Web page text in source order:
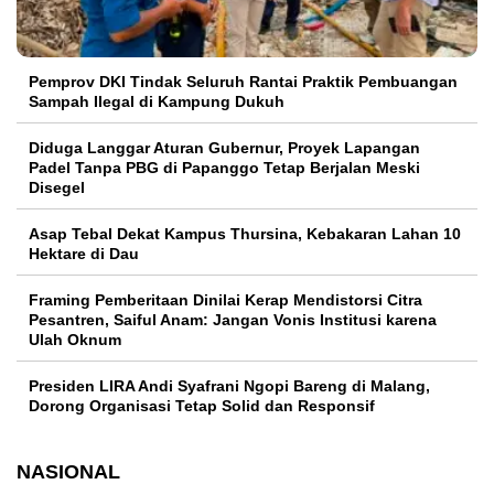
Pemprov DKI Tindak Seluruh Rantai Praktik Pembuangan
Sampah Ilegal di Kampung Dukuh
Diduga Langgar Aturan Gubernur, Proyek Lapangan
Padel Tanpa PBG di Papanggo Tetap Berjalan Meski
Disegel
Asap Tebal Dekat Kampus Thursina, Kebakaran Lahan 10
Hektare di Dau
Framing Pemberitaan Dinilai Kerap Mendistorsi Citra
Pesantren, Saiful Anam: Jangan Vonis Institusi karena
Ulah Oknum
Presiden LIRA Andi Syafrani Ngopi Bareng di Malang,
Dorong Organisasi Tetap Solid dan Responsif
NASIONAL